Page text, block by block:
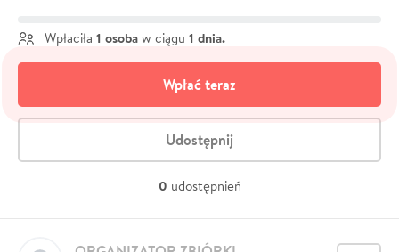
Wpłaciła 1 osoba w ciągu 1 dnia.
Wpłać teraz
Udostępnij
0 udostępnień